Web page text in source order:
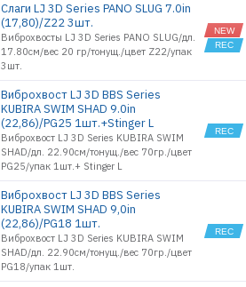
Слаги LJ 3D Series PANO SLUG 7.0in
(17,80)/Z22 3шт.
Виброхвосты LJ 3D Series PANO SLUG/дл.
17.80см/вес 20 гр/тонущ./цвет Z22/упак
3шт.
Виброхвост LJ 3D BBS Series
KUBIRA SWIM SHAD 9.0in
(22,86)/PG25 1шт.+Stinger L
Виброхвост LJ 3D Series KUBIRA SWIM
SHAD/дл. 22.90см/тонущ./вес 70гр./цвет
PG25/упак 1шт.+ Stinger L
Виброхвост LJ 3D BBS Series
KUBIRA SWIM SHAD 9,0in
(22,86)/PG18 1шт.
Виброхвост LJ 3D Series KUBIRA SWIM
SHAD/дл. 22.90см/тонущ./вес 70гр./цвет
PG18/упак 1шт.